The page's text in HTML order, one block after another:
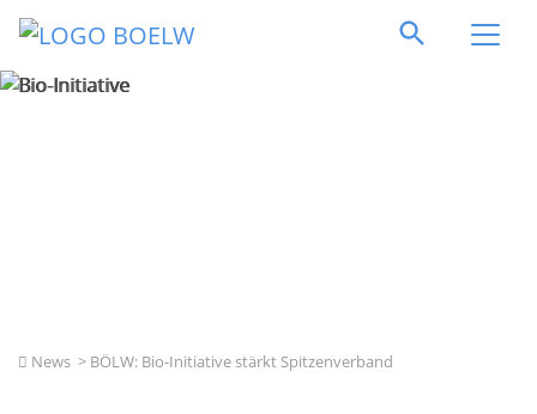
Direkt zum Inhalt springen
Bio-Initiative
News > BÖLW: Bio-Initiative stärkt Spitzenverband